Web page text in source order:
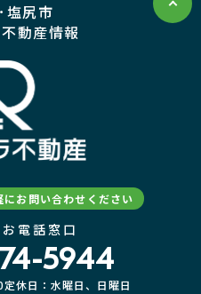
塩尻市
動産情報
お問い合わせください
電話窓口
5944
定休日：水曜日、日曜日